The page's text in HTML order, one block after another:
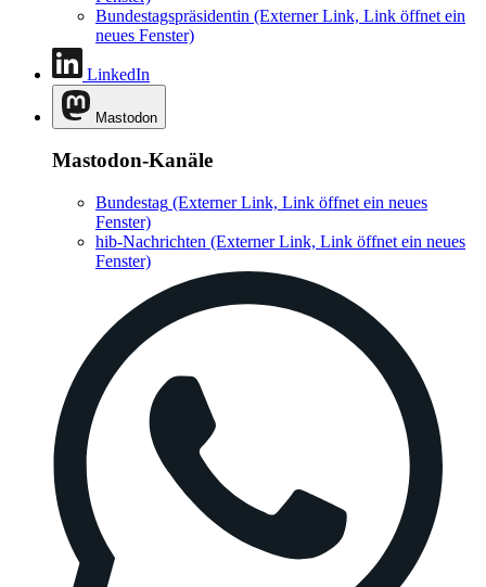
Bundestagspräsidentin (Externer Link, Link öffnet ein
neues Fenster)
LinkedIn
Mastodon
Mastodon-Kanäle
Bundestag (Externer Link, Link öffnet ein neues
Fenster)
hib-Nachrichten (Externer Link, Link öffnet ein neues
Fenster)